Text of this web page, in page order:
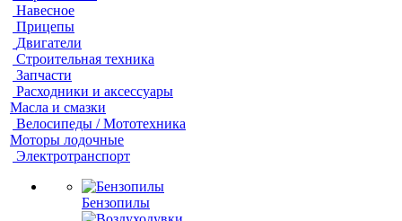
Навесное
Прицепы
Двигатели
Строительная техника
Запчасти
Расходники и аксессуары
Масла и смазки
Велосипеды / Мототехника
Моторы лодочные
Электротранспорт
Бензопилы